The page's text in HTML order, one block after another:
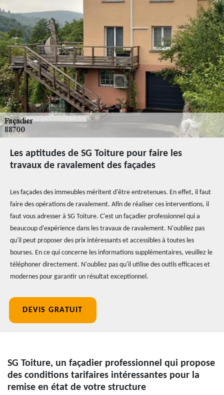
Les aptitudes de SG Toiture pour faire les
travaux de ravalement des façades
Les façades des immeubles méritent d'être entretenues. En effet, il faut
faire des opérations de ravalement. Afin de réaliser ces interventions, il
faut vous adresser à SG Toiture. C'est un façadier professionnel qui a
beaucoup d'expérience dans les travaux de ravalement. N'oubliez pas
qu'il peut proposer des prix intéressants et accessibles à toutes les
bourses. En ce qui concerne les informations supplémentaires, veuillez le
téléphoner directement. N'oubliez pas qu'il utilise des outils efficaces et
modernes pour garantir un résultat exceptionnel.
DEVIS GRATUIT
SG Toiture, un façadier professionnel qui propose
des conditions tarifaires intéressantes pour la
remise en état de votre structure